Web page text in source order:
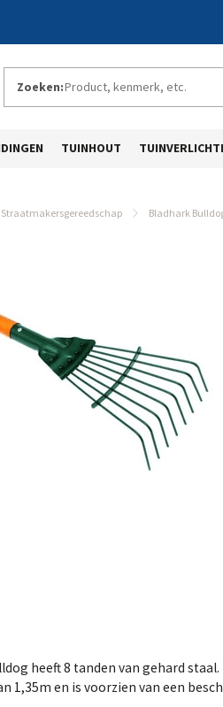
Zoeken:
TUINHOUT
Straatmakersgereedschap Bladhark
heeft 8 tanden van gehard staal.
1,35m en is voorzien van een